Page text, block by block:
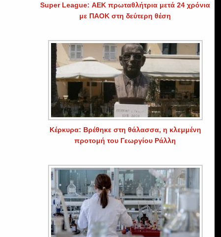
Super League: ΑΕΚ πρωταθλήτρια μετά 24 χρόνια
με ΠΑΟΚ στη δεύτερη θέση
Κέρκυρα: Βρέθηκε στη θάλασσα, η κλεμμένη
προτομή του Γεωργίου Ράλλη